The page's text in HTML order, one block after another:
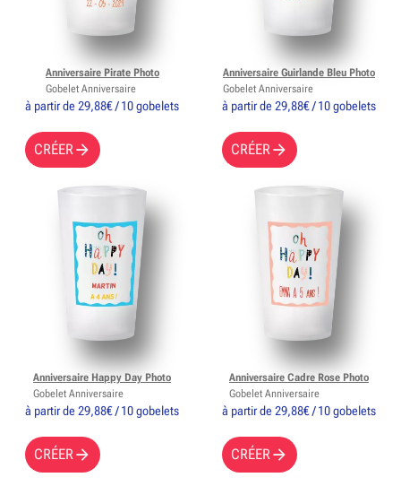
à partir de 29,88€ / 10 gobelets
CRÉER
Anniversaire Pirate Photo
Gobelet Anniversaire
à partir de 29,88€ / 10 gobelets
CRÉER
Anniversaire Guirlande Bleu Photo
Gobelet Anniversaire
à partir de 29,88€ / 10 gobelets
CRÉER
Anniversaire Happy Day Photo
Gobelet Anniversaire
à partir de 29,88€ / 10 gobelets
CRÉER
Anniversaire Cadre Rose Photo
Gobelet Anniversaire